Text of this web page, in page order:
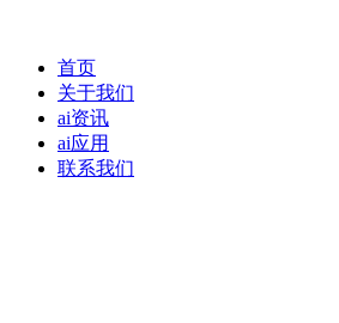
首页
关于我们
ai资讯
ai应用
联系我们